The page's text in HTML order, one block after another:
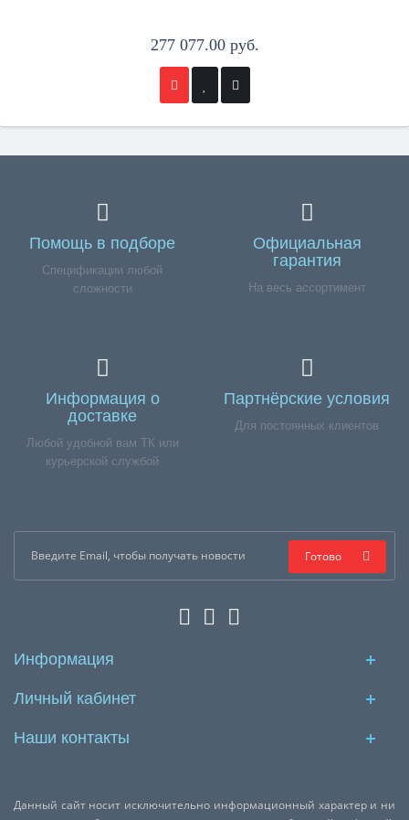
277 077.00 руб.
Помощь в подборе
Спецификации любой
сложности
Официальная
гарантия
На весь ассортимент
Информация о
доставке
Любой удобной вам ТК или
курьерской службой
Партнёрские условия
Для постоянных клиентов
Готово
Информация
Личный кабинет
Наши контакты
Данный сайт носит исключительно информационный характер и ни